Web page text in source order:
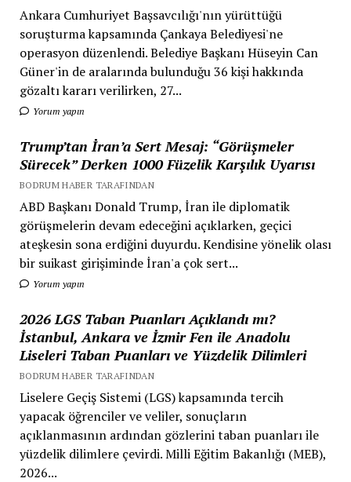
Ankara Cumhuriyet Başsavcılığı'nın yürüttüğü
soruşturma kapsamında Çankaya Belediyesi'ne
operasyon düzenlendi. Belediye Başkanı Hüseyin Can
Güner'in de aralarında bulunduğu 36 kişi hakkında
gözaltı kararı verilirken, 27...
Yorum yapın
Trump’tan İran’a Sert Mesaj: “Görüşmeler
Sürecek” Derken 1000 Füzelik Karşılık Uyarısı
BODRUM HABER TARAFINDAN
ABD Başkanı Donald Trump, İran ile diplomatik
görüşmelerin devam edeceğini açıklarken, geçici
ateşkesin sona erdiğini duyurdu. Kendisine yönelik olası
bir suikast girişiminde İran'a çok sert...
Yorum yapın
2026 LGS Taban Puanları Açıklandı mı?
İstanbul, Ankara ve İzmir Fen ile Anadolu
Liseleri Taban Puanları ve Yüzdelik Dilimleri
BODRUM HABER TARAFINDAN
Liselere Geçiş Sistemi (LGS) kapsamında tercih
yapacak öğrenciler ve veliler, sonuçların
açıklanmasının ardından gözlerini taban puanları ile
yüzdelik dilimlere çevirdi. Milli Eğitim Bakanlığı (MEB),
2026...